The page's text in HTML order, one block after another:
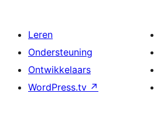
Leren
Ondersteuning
Ontwikkelaars
WordPress.tv ↗